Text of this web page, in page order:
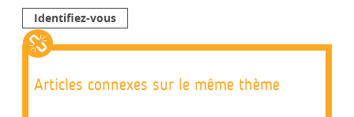
Identifiez-vous
Articles connexes sur le même thème